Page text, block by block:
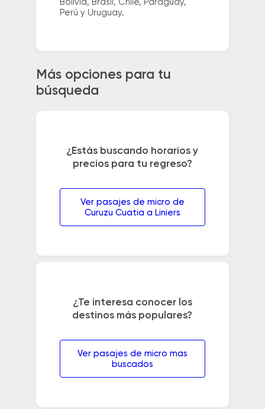
Bolivia, Brasil, Chile, Paraguay,
Perú y Uruguay.
Más opciones para tu
búsqueda
¿Estás buscando horarios y
precios para tu regreso?
Ver pasajes de micro de
Curuzu Cuatia a Liniers
¿Te interesa conocer los
destinos más populares?
Ver pasajes de micro mas
buscados